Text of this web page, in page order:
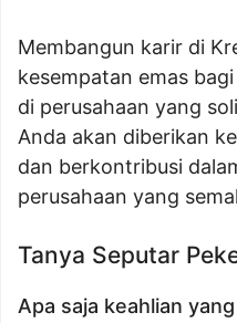
Membangun karir di
kesempatan emas
di perusahaan yang
Anda akan diberikan
dan berkontribusi
perusahaan yang
Tanya Seputar
Apa saja keahlian